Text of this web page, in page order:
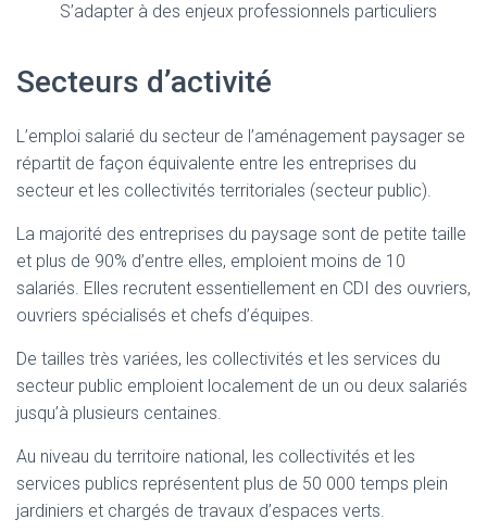
S’adapter à des enjeux professionnels particuliers
Secteurs d’activité
L’emploi salarié du secteur de l’aménagement paysager se
répartit de façon équivalente entre les entreprises du
secteur et les collectivités territoriales (secteur public).
La majorité des entreprises du paysage sont de petite taille
et plus de 90% d’entre elles, emploient moins de 10
salariés. Elles recrutent essentiellement en CDI des ouvriers,
ouvriers spécialisés et chefs d’équipes.
De tailles très variées, les collectivités et les services du
secteur public emploient localement de un ou deux salariés
jusqu’à plusieurs centaines.
Au niveau du territoire national, les collectivités et les
services publics représentent plus de 50 000 temps plein
jardiniers et chargés de travaux d’espaces verts.